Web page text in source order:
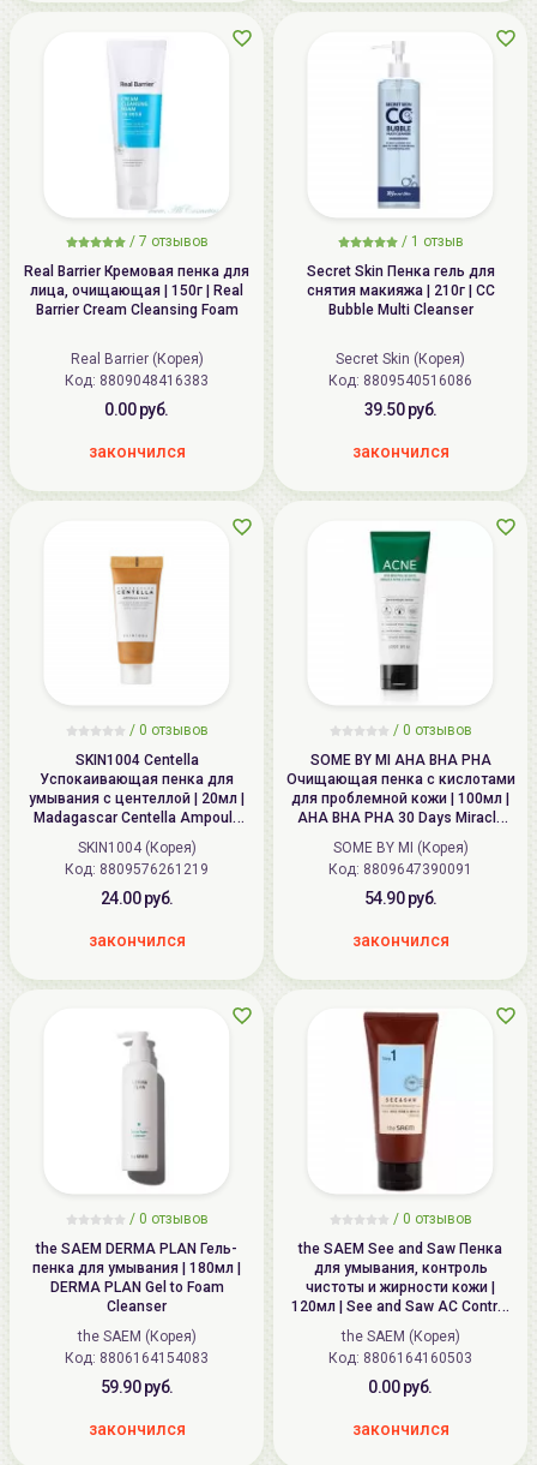
/ 7 отзывов
Real Barrier Кремовая пенка для
лица, очищающая | 150г | Real
Barrier Cream Cleansing Foam
Real Barrier (Корея)
Код: 8809048416383
0.00 руб.
закончился
/ 1 отзыв
Secret Skin Пенка гель для
снятия макияжа | 210г | CC
Bubble Multi Cleanser
Secret Skin (Корея)
Код: 8809540516086
39.50 руб.
закончился
/ 0 отзывов
SKIN1004 Centella
Успокаивающая пенка для
умывания с центеллой | 20мл |
Madagascar Centella Ampoule
Foam
SKIN1004 (Корея)
Код: 8809576261219
24.00 руб.
закончился
/ 0 отзывов
SOME BY MI AHA BHA PHA
Очищающая пенка с кислотами
для проблемной кожи | 100мл |
AHA BHA PHA 30 Days Miracle
Acne Clear Foam
SOME BY MI (Корея)
Код: 8809647390091
54.90 руб.
закончился
/ 0 отзывов
the SAEM DERMA PLAN Гель-
пенка для умывания | 180мл |
DERMA PLAN Gel to Foam
Cleanser
the SAEM (Корея)
Код: 8806164154083
59.90 руб.
закончился
/ 0 отзывов
the SAEM See and Saw Пенка
для умывания, контроль
чистоты и жирности кожи |
120мл | See and Saw AC Control
Deep Cleansing Foam
the SAEM (Корея)
Код: 8806164160503
0.00 руб.
закончился